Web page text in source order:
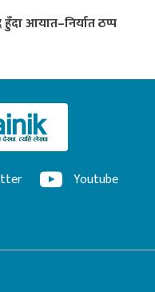
आयात–निर्यात ठप्प
Youtube